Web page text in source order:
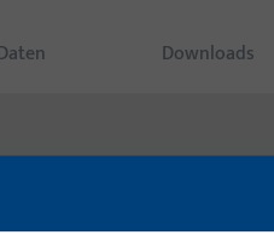
Downloads